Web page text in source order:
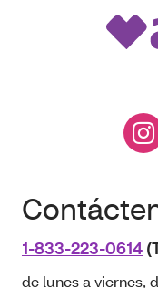
1-833-223-0614
de lunes a viernes,